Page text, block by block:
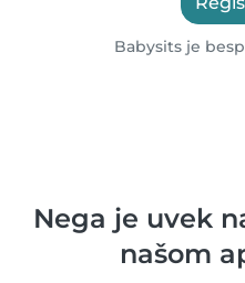
Babysits je
Nega je uvek
našom